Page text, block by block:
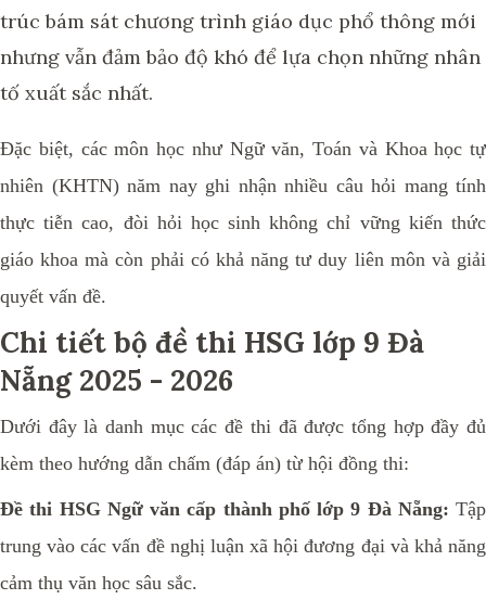
trúc bám sát chương trình giáo dục phổ thông mới
nhưng vẫn đảm bảo độ khó để lựa chọn những nhân
tố xuất sắc nhất.
Đặc biệt, các môn học như Ngữ văn, Toán và Khoa học tự
nhiên (KHTN) năm nay ghi nhận nhiều câu hỏi mang tính
thực tiễn cao, đòi hỏi học sinh không chỉ vững kiến thức
giáo khoa mà còn phải có khả năng tư duy liên môn và giải
quyết vấn đề.
Chi tiết bộ đề thi HSG lớp 9 Đà
Nẵng 2025 - 2026
Dưới đây là danh mục các đề thi đã được tổng hợp đầy đủ
kèm theo hướng dẫn chấm (đáp án) từ hội đồng thi:
Đề thi HSG Ngữ văn cấp thành phốlớp 9 Đà Nẵng: Tập
trung vào các vấn đề nghị luận xã hội đương đại và khả năng
cảm thụ văn học sâu sắc.